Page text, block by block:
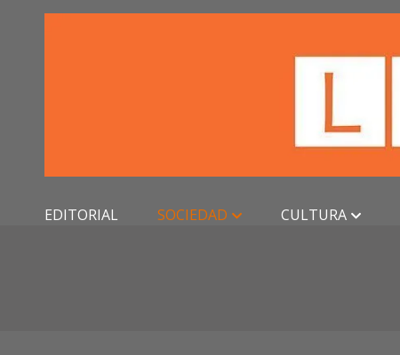
EDITORIAL SOCIEDAD CULTURA